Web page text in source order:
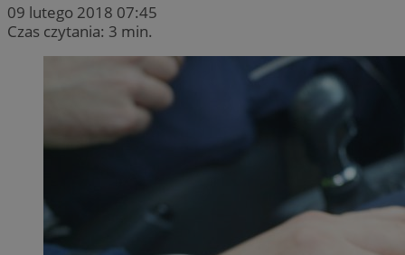
09 lutego 2018 07:45
Czas czytania: 3 min.